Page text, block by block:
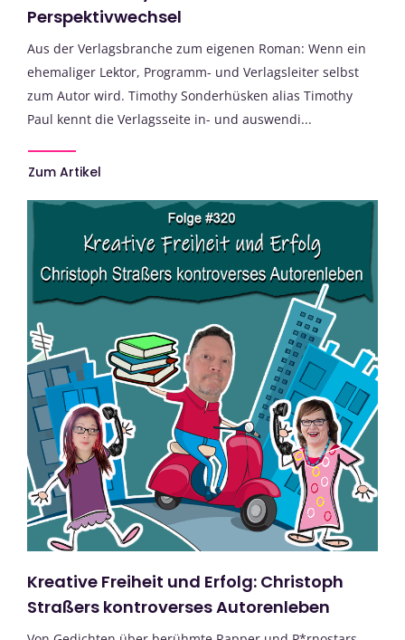
Perspektivwechsel
Aus der Verlagsbranche zum eigenen Roman: Wenn ein
ehemaliger Lektor, Programm- und Verlagsleiter selbst
zum Autor wird. Timothy Sonderhüsken alias Timothy
Paul kennt die Verlagsseite in- und auswendi...
Zum Artikel
Kreative Freiheit und Erfolg: Christoph
Straßers kontroverses Autorenleben